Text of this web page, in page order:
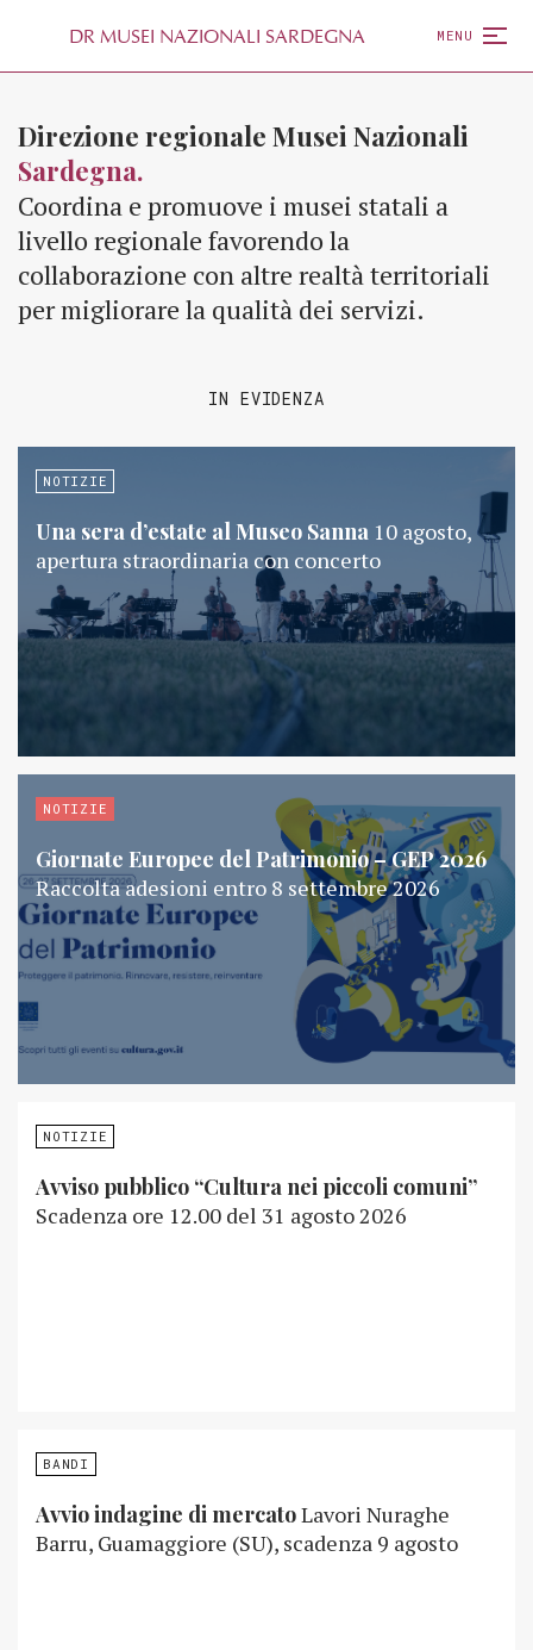
DR MUSEI NAZIONALI SARDEGNA MENU
Direzione regionale Musei Nazionali
Sardegna.
Coordina e promuove i musei statali a
livello regionale favorendo la
collaborazione con altre realtà territoriali
per migliorare la qualità dei servizi.
IN EVIDENZA
NOTIZIE
Una sera d’estate al Museo Sanna 10 agosto,
apertura straordinaria con concerto
NOTIZIE
Giornate Europee del Patrimonio – GEP 2026
Raccolta adesioni entro 8 settembre 2026
NOTIZIE
Avviso pubblico “Cultura nei piccoli comuni”
Scadenza ore 12.00 del 31 agosto 2026
BANDI
Avvio indagine di mercatoLavori Nuraghe
Barru, Guamaggiore (SU), scadenza 9 agosto